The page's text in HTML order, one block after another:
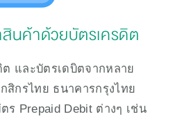
นค้าด้วยบัตรเครดิต
ต และบัตรเดบิตจากหลาย
สิกรไทย ธนาคารกรุงไทย
ร Prepaid Debit ต่างๆ เช่น